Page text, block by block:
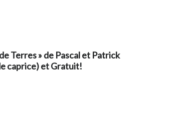
Terres » de Pascal et Patrick
caprice) etGratuit!